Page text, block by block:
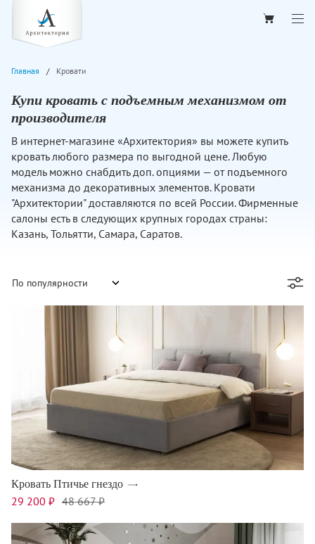
Главная Кровати
Купи кровать с подъемным механизмом от
производителя
В интернет-магазине «Архитектория» вы можете купить
кровать любого размера по выгодной цене. Любую
модель можно снабдить доп. опциями — от подъемного
механизма до декоративных элементов. Кровати
"Архитектории" доставляются по всей России. Фирменные
салоны есть в следующих крупных городах страны:
Казань, Тольятти, Самара, Саратов.
Кровать Птичье гнездо
29 200 ₽ 48 667 ₽